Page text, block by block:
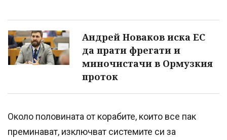
Андрей Новаков иска ЕС
да прати фрегати и
миночистачи в Ормузкия
проток
Около половината от корабите, които все пак
преминават, изключват системите си за